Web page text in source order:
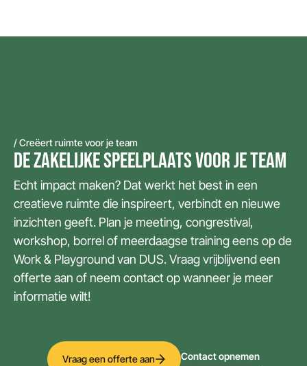
/ Creëert ruimte voor je team
DE ZAKELIJKE SPEELPLAATS VOOR JE TEAM
Echt impact maken? Dat werkt het best in een
creatieve ruimte die inspireert, verbindt en nieuwe
inzichten geeft. Plan je meeting, congrestival,
workshop, borrel of meerdaagse training eens op de
Work & Playground van DUS. Vraag vrijblijvend een
offerte aan of neem contact op wanneer je meer
informatie wilt!
Vraag een offerte aan Contact opnemen